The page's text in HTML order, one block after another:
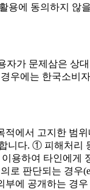
용에 동의하지 않
가 문제삼은 상
우에는 한국소
에서 고지한 범
니다. ① 피해처
하여 타인에
판단되는 경
부에 공개하는 경우